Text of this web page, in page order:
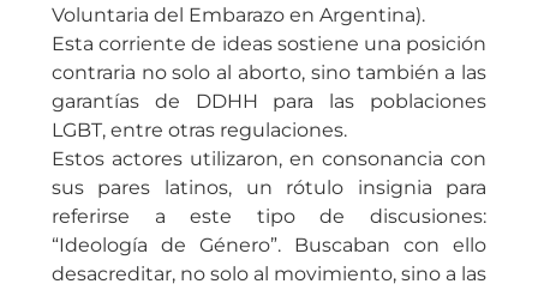
Voluntaria del Embarazo en Argentina).
Esta corriente de ideas sostiene una posición
contraria no solo al aborto, sino también a las
garantías de DDHH para las poblaciones
LGBT, entre otras regulaciones.
Estos actores utilizaron, en consonancia con
sus pares latinos, un rótulo insignia para
referirse a este tipo de discusiones:
“Ideología de Género”. Buscaban con ello
desacreditar, no solo al movimiento, sino a las